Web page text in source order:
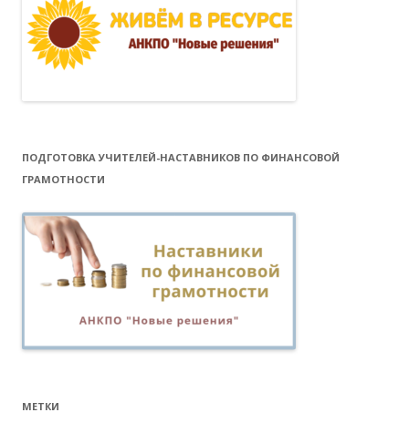
ПОДГОТОВКА УЧИТЕЛЕЙ-НАСТАВНИКОВ ПО ФИНАНСОВОЙ
ГРАМОТНОСТИ
МЕТКИ